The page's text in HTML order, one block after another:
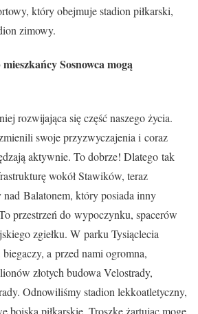
który obejmuje stadion piłkarski,
zimowy.
Sosnowca mogą
rozwijająca się część naszego życia.
swoje przyzwyczajenia i coraz
aktywnie. To dobrze! Dlatego tak
wokół Stawików, teraz
Balatonem, który posiada inny
przestrzeń do wypoczynku, spacerów
zgiełku. W parku Tysiąclecia
a przed nami ogromna,
złotych budowa Velostrady,
Odnowiliśmy stadion lekkoatletyczny,
boiska piłkarskie. Troszkę żartując mogę